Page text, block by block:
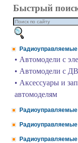
Быстрый
• Автомодели с
• Автомодели с
• Аксессуары и
автомоделям